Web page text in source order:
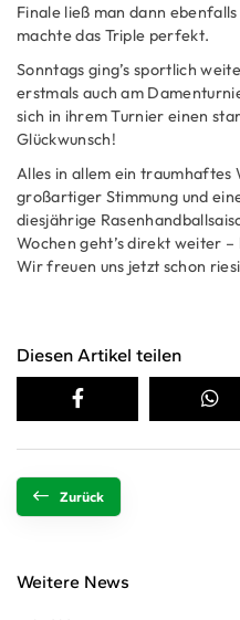
Finale ließ man dann
machte das Triple perfekt.
Sonntags ging’s sportlich
erstmals auch am
sich in ihrem Turnier einen
Glückwunsch!
Alles in allem ein traumhaftes
großartiger Stimmung und
diesjährige
Wochen geht’s direkt weiter
Wir freuen uns jetzt schon
Diesen Artikel teilen
Zurück
Weitere News